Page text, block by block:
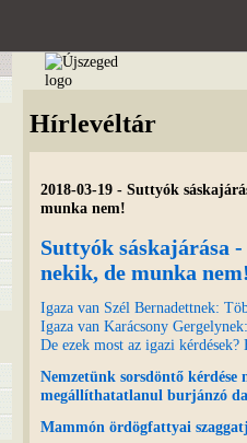
Hírlevéltár
2018-03-19 - Suttyók
munka nem!
Suttyók sáskajárása
nekik, de munka
Igaza van Szél Bernadettnek:
Igaza van Karácsony
De ezek most az igazi kérdések?
Nemzetünk sorsdöntő kérdése
megállíthatatlanul burjánzó
Mammón ördögfattyai